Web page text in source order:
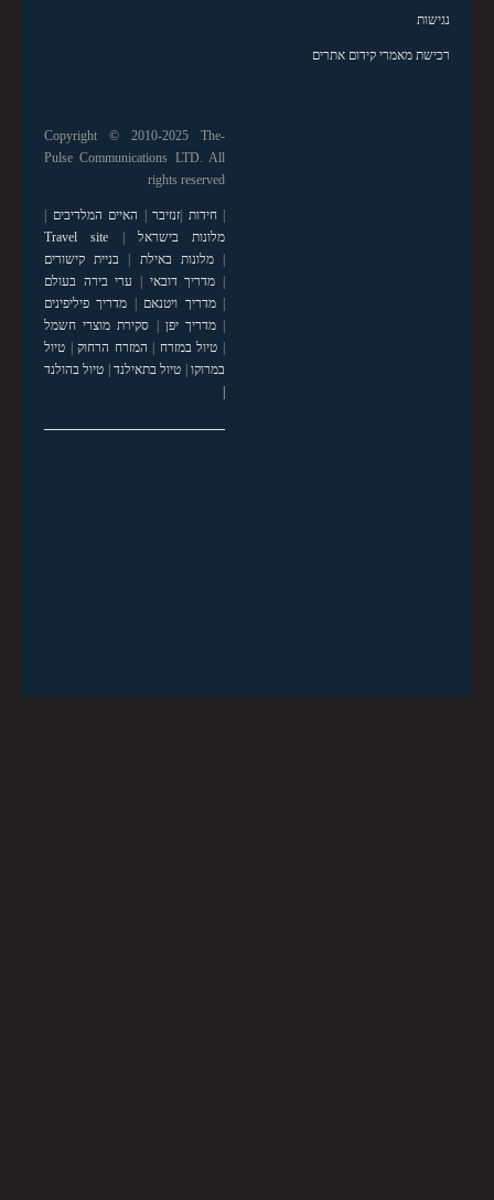
נגישות
רכישת מאמרי קידום אתרים
Copyright © 2010-2025 The-
Pulse Communications LTD. All
rights reserved
|חידות |זנזיבר | האיים המלדיבים |
מלונות בישראל |
Travel site
|מלונות באילת | בניית קישורים
| מדריך דובאי | ערי בירה בעולם
|מדריך ויטנאם | מדריך פיליפינים
|מדריך יפן | סקירת מוצרי חשמל
| טיול במזרח | המזרח הרחוק| טיול
במרוקו| טיול בתאילנד| טיול בהולנד
|